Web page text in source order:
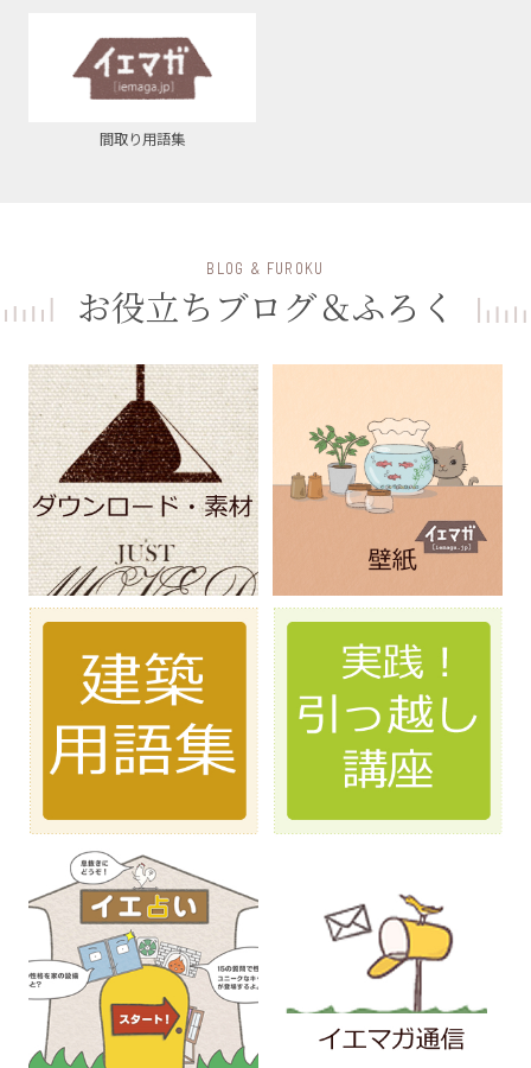
間取り用語集
BLOG & FUROKU
お役立ちブログ＆ふろく